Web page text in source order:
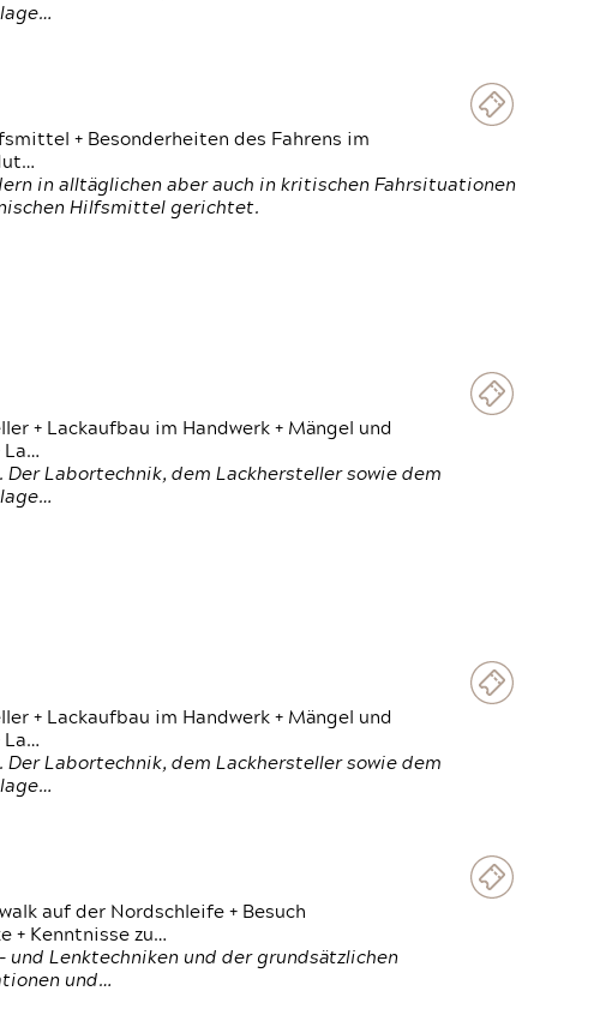
+ Besonderheiten des Fahrens im
in alltäglichen aber auch in kritischen Fahrsituationen
Hilfsmittel gerichtet.
+ Lackaufbau im Handwerk + Mängel und
La…
Labortechnik, dem Lackhersteller sowie dem
+ Lackaufbau im Handwerk + Mängel und
La…
Labortechnik, dem Lackhersteller sowie dem
auf der Nordschleife + Besuch
+ Kenntnisse zu…
und Lenktechniken und der grundsätzlichen
und…